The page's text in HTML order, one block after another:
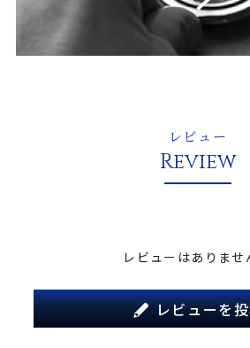
レビュー
Review
レビューはありませ
レビューを